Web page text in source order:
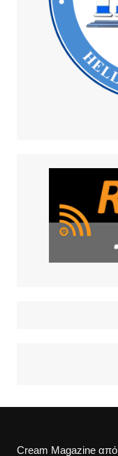
Cream Magazine από